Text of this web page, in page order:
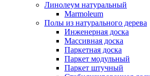
Линолеум натуральный
Marmoleum
Полы из натурального дерева
Инженерная доска
Массивная доска
Паркетная доска
Паркет модульный
Паркет штучный